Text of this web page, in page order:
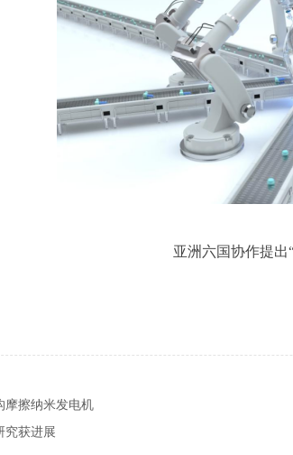
亚洲六国协作提出
摩擦纳米发电机
究获进展